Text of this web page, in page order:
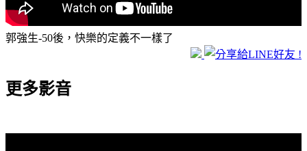
郭強生-50後，快樂的定義不一樣了
更多影音